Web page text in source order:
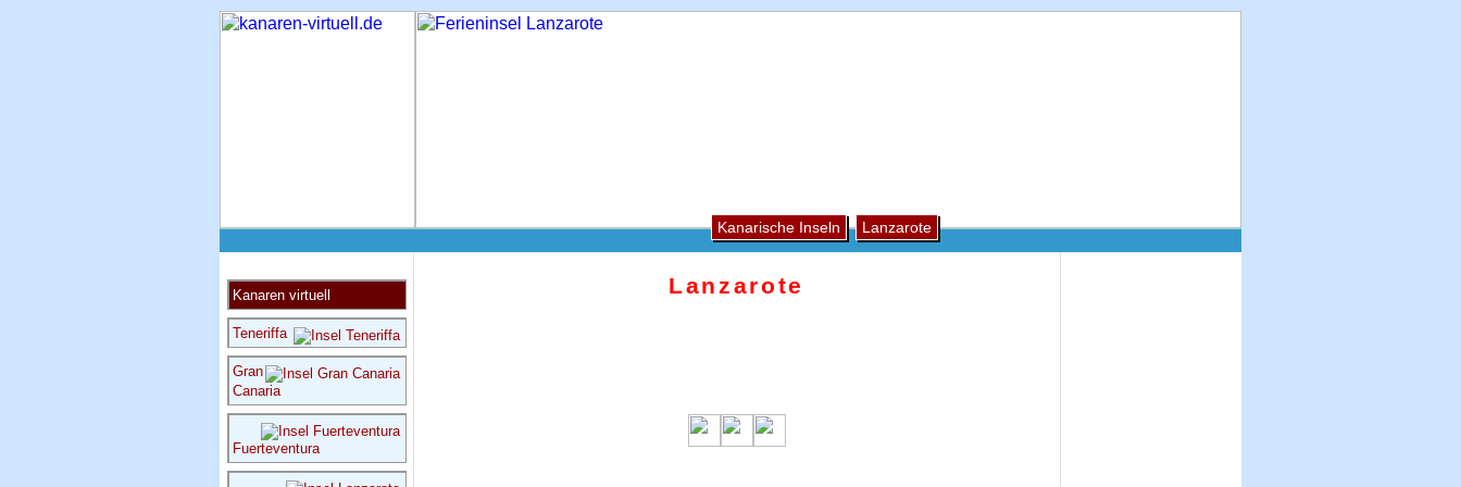
Lanzarote
Kanaren virtuell
Teneriffa
Gran
Canaria
Fuerteventura
Kanarische Inseln Lanzarote